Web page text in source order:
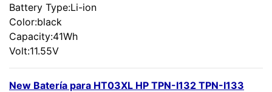
Battery Type:Li-ion
Color:black
Capacity:41Wh
Volt:11.55V
New Batería para HT03XL HP TPN-I132 TPN-I133